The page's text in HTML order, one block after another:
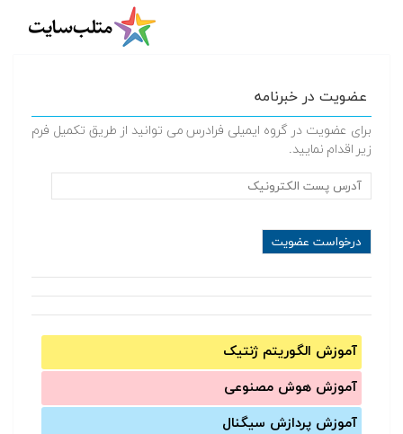
عضویت در خبرنامه
برای عضویت در گروه ایمیلی فرادرس می توانید از طریق تکمیل فرم
زیر اقدام نمایید.
آموزش الگوریتم ژنتیک
آموزش‌ هوش مصنوعی
آموزش‌ پردازش سیگنال